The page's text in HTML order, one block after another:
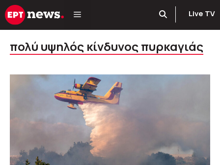
Μετάβαση
σε
Live TV
πολύ υψηλός κίνδυνος πυρκαγιάς